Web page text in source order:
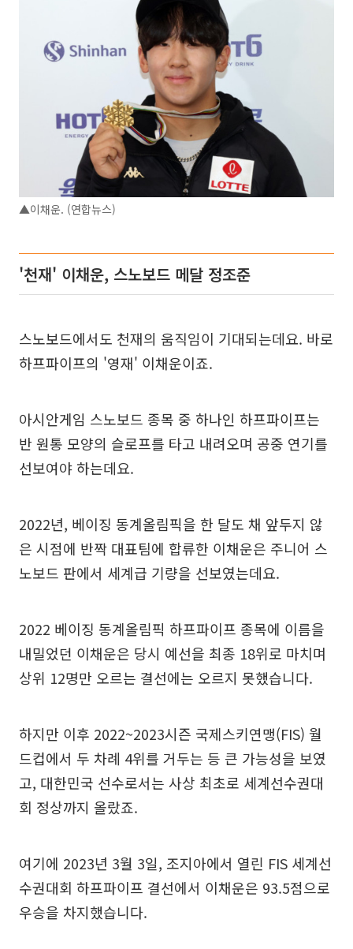
▲이채운. (연합뉴스)
'천재' 이채운, 스노보드 메달 정조준
스노보드에서도 천재의 움직임이 기대되는데요. 바로
하프파이프의 '영재' 이채운이죠.
아시안게임 스노보드 종목 중 하나인 하프파이프는
반 원통 모양의 슬로프를 타고 내려오며 공중 연기를
선보여야 하는데요.
2022년, 베이징 동계올림픽을 한 달도 채 앞두지 않
은 시점에 반짝 대표팀에 합류한 이채운은 주니어 스
노보드 판에서 세계급 기량을 선보였는데요.
2022 베이징 동계올림픽 하프파이프 종목에 이름을
내밀었던 이채운은 당시 예선을 최종 18위로 마치며
상위 12명만 오르는 결선에는 오르지 못했습니다.
하지만 이후 2022~2023시즌 국제스키연맹(FIS) 월
드컵에서 두 차례 4위를 거두는 등 큰 가능성을 보였
고, 대한민국 선수로서는 사상 최초로 세계선수권대
회 정상까지 올랐죠.
여기에 2023년 3월 3일, 조지아에서 열린 FIS 세계선
수권대회 하프파이프 결선에서 이채운은 93.5점으로
우승을 차지했습니다.